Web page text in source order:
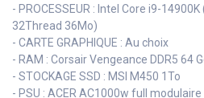
- PROCESSEUR : Intel Core i9-14900K
32Thread 36Mo)
- CARTE GRAPHIQUE : Au choix
- RAM : Corsair Vengeance DDR5 64
- STOCKAGE SSD : MSI M450 1To
- PSU : ACER AC1000w full modulaire